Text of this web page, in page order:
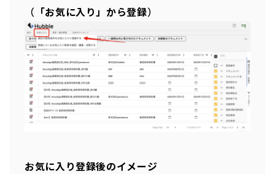
（ 「お気に入り」から登録）
お気に入り登録後のイメージ